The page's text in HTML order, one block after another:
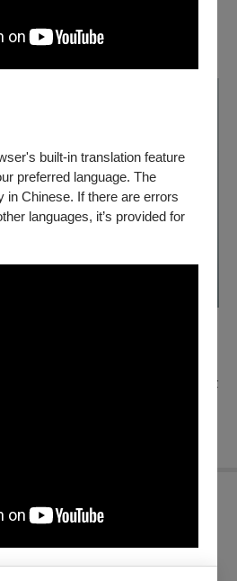
built-in translation feature
preferred language. The
in Chinese. If there are errors
languages, it’s provided for
慈菴川貝枇杷潤喉糖」系列中扮演
參與綠光劇團的演出，是首位獲得
鐘獎、臺北電影節）女配角獎的第
董事長
人、編曲家、配樂家、音樂製作
司負責人等，2013年獲「第24屆金
、2019年獲「第10屆金音創作獎」